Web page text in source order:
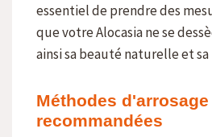
essentiel de prendre des
que votre Alocasia ne se
ainsi sa beauté naturelle et
Méthodes
recommandées